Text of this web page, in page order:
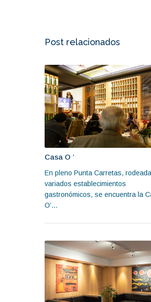
Post relacionados
Casa O ’
En pleno Punta Carretas,
variados establecimientos
gastronómicos, se encuentra la
O’...